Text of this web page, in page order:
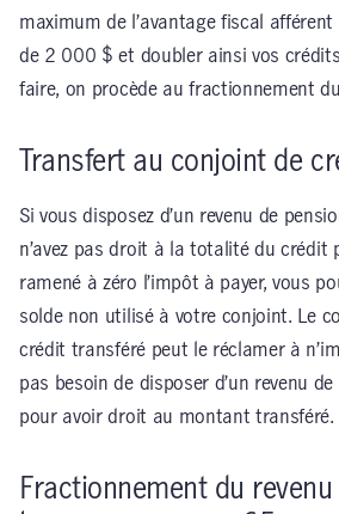
maximum de l’avantage fiscal
de 2 000 $ et doubler ainsi vos
faire, on procède au fractionnement
Transfert au conjoint de
Si vous disposez d’un revenu de
n’avez pas droit à la totalité du crédit
ramené à zéro l’impôt à payer, vous
solde non utilisé à votre conjoint. Le
crédit transféré peut le réclamer à
pas besoin de disposer d’un revenu
pour avoir droit au montant transféré.
Fractionnement du